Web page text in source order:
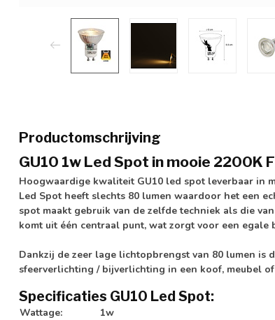
Productomschrijving
GU10 1w Led Spot in mooie 2200K
Hoogwaardige kwaliteit GU10 led spot leverbaar in
Led Spot heeft slechts 80 lumen waardoor het een
spot maakt gebruik van de zelfde techniek als die
komt uit één centraal punt, wat zorgt voor een egale
Dankzij de zeer lage lichtopbrengst van 80 lumen is
sfeerverlichting / bijverlichting in een koof, meubel
Specificaties GU10 Led Spot:
Wattage:
1w